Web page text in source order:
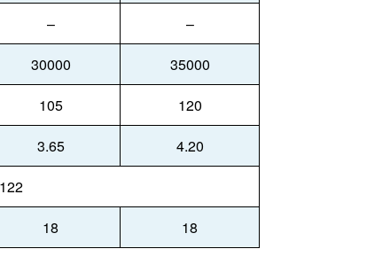
–
–
30000
35000
105
120
3.65
4.20
18 18